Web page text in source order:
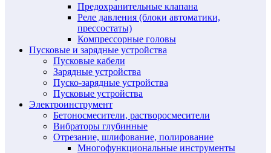
Предохранительные клапана
Реле давления (блоки автоматики,
прессостаты)
Компрессорные головы
Пусковые и зарядные устройства
Пусковые кабели
Зарядные устройства
Пуско-зарядные устройства
Пусковые устройства
Электроинструмент
Бетоносмесители, растворосмесители
Вибраторы глубинные
Отрезание, шлифование, полирование
Многофункциональные инструменты